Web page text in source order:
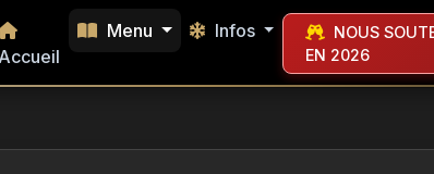
Accueil
Menu Infos
NOUS
EN 2026